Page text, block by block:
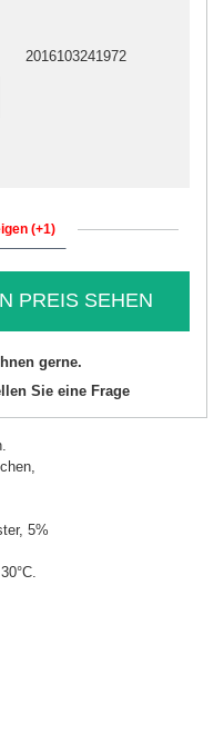
2016103241972
(+1)
PREIS SEHEN
gerne.
Sie eine Frage
5%